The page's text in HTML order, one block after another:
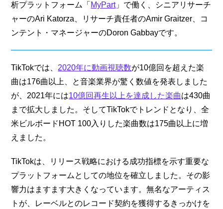
析プラットフォーム「 MyPart」で働く、シニアリサーチ
ャーのAri Katorza、リサーチ責任者のAmir Graitzer、コ
ンテント・マネージャーのDoron Gabbayです。
TikTokでは、 2020年に動画視聴数が10億回を超えた楽
曲は176曲以上、と音楽業界が驚く数値を発表しました
が、2021年には10億回再生以上を達成した楽曲は430曲
まで拡大しました。そしてTikTokでトレンドとなり、全
米ビルボードHOT 100入りした楽曲数は175曲以上に増
えました。
TikTokは、リリース戦略における成功指標を示す重要な
プラットフォームとしての地位を確立しました。その影
響力はますます大きくなっています。無名なアーティス
トが、レーベルとのレコード契約を獲得するきっかけを